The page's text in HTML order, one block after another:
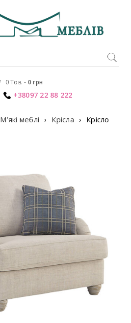
0 Тов. - 0грн
+38097 22 88 222
М’які меблі › Крісла › Крісло